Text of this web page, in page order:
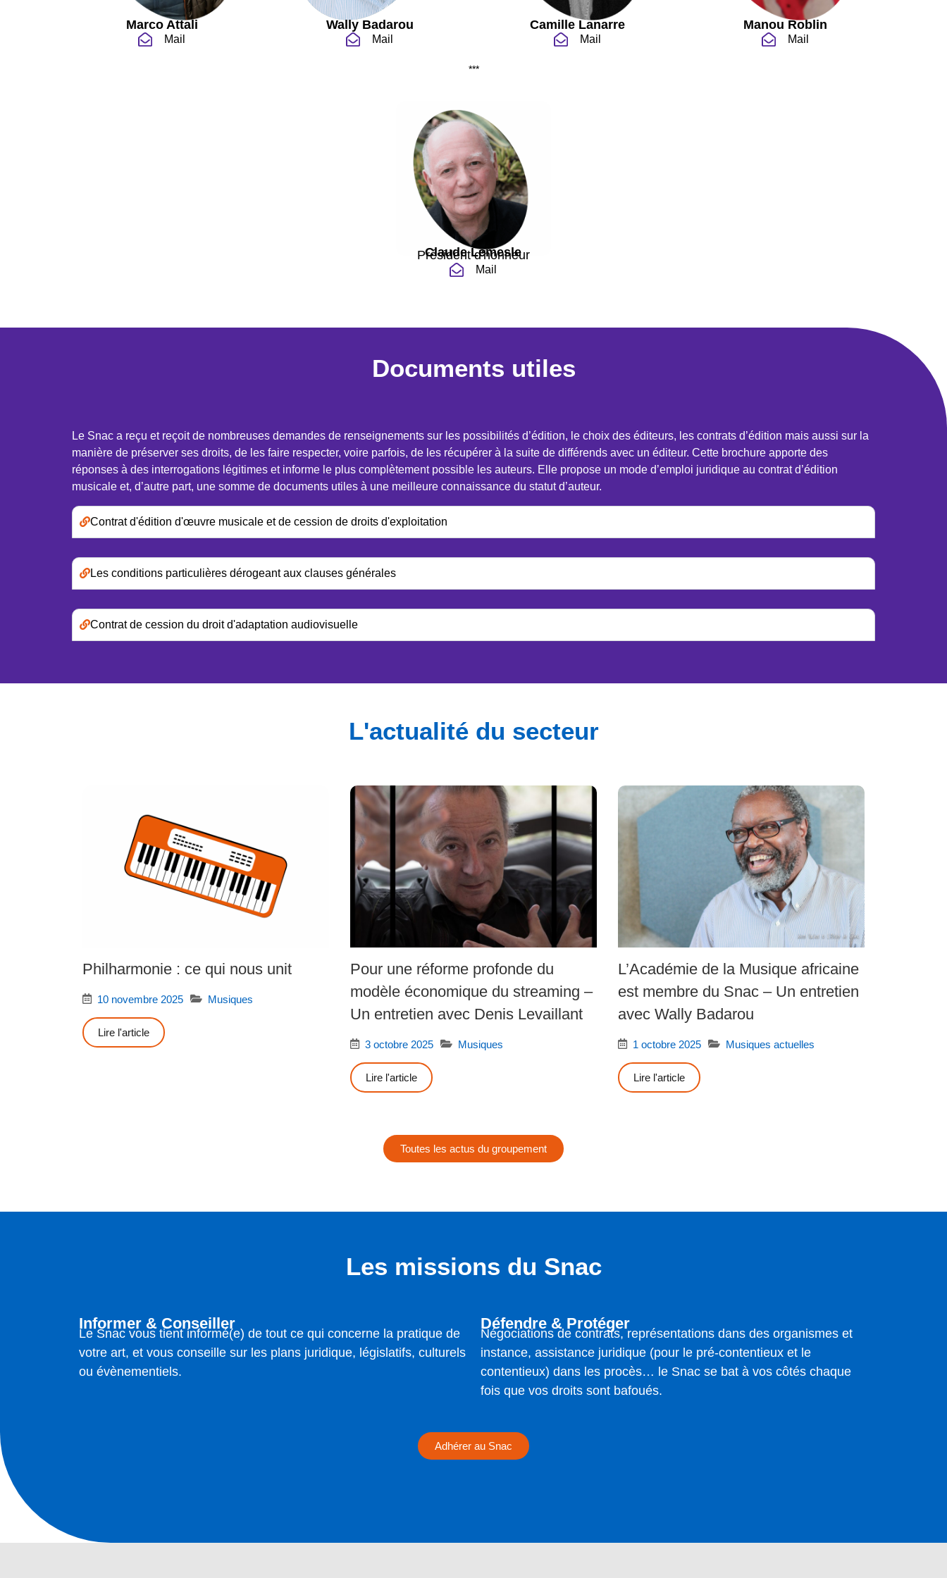
Marco Attali
Mail
Wally Badarou
Mail
Camille Lanarre
Mail
Manou Roblin
Mail
***
Claude Lemesle
Président d'honneur
Mail
Documents utiles
Le Snac a reçu et reçoit de nombreuses demandes de renseignements sur les possibilités d’édition, le choix des éditeurs, les contrats d’édition mais aussi sur la
manière de préserver ses droits, de les faire respecter, voire parfois, de les récupérer à la suite de différends avec un éditeur. Cette brochure apporte des
réponses à des interrogations légitimes et informe le plus complètement possible les auteurs. Elle propose un mode d’emploi juridique au contrat d’édition
musicale et, d’autre part, une somme de documents utiles à une meilleure connaissance du statut d’auteur.
Contrat d'édition d'œuvre musicale et de cession de droits d'exploitation
Les conditions particulières dérogeant aux clauses générales
Contrat de cession du droit d'adaptation audiovisuelle
L'actualité du secteur
Philharmonie : ce qui nous unit
10 novembre 2025 Musiques
Lire l'article
Pour une réforme profonde du
modèle économique du streaming –
Un entretien avec Denis Levaillant
3 octobre 2025 Musiques
Lire l'article
L’Académie de la Musique africaine
est membre du Snac – Un entretien
avec Wally Badarou
1 octobre 2025 Musiques actuelles
Lire l'article
Toutes les actus du groupement
Les missions du Snac
Informer & Conseiller
Le Snac vous tient informé(e) de tout ce qui concerne la pratique de
votre art, et vous conseille sur les plans juridique, législatifs, culturels
ou évènementiels.
Défendre & Protéger
Négociations de contrats, représentations dans des organismes et
instance, assistance juridique (pour le pré-contentieux et le
contentieux) dans les procès… le Snac se bat à vos côtés chaque
fois que vos droits sont bafoués.
Adhérer au Snac